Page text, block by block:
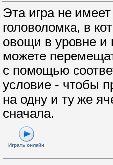
Эта игра не
головоломка, в
овощи в уровне и
можете
с помощью
условие - чтобы
на одну и ту же
сначала.
Играть онлайн